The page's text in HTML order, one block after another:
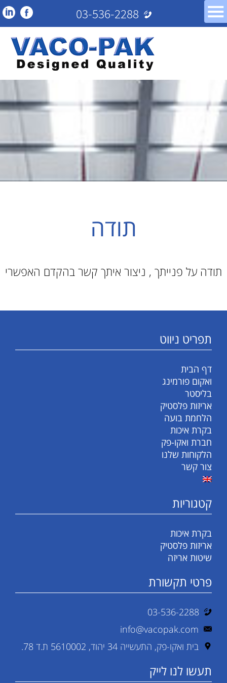
03-536-2288
תודה
תודה על פנייתך , ניצור איתך קשר בהקדם האפשרי
תפריט ניווט
דף הבית
ואקום פורמינג
בליסטר
אריזות פלסטיק
הלחמת בועה
בקרת איכות
חברת ואקו-פק
הלקוחות שלנו
צור קשר
קטגוריות
בקרת איכות
אריזות פלסטיק
שיטות אריזה
פרטי תקשורת
03-536-2288
info@vacopak.com
בית ואקו-פק, התעשייה 34 יהוד, 5610002 ת.ד 78.
תעשו לנו לייק